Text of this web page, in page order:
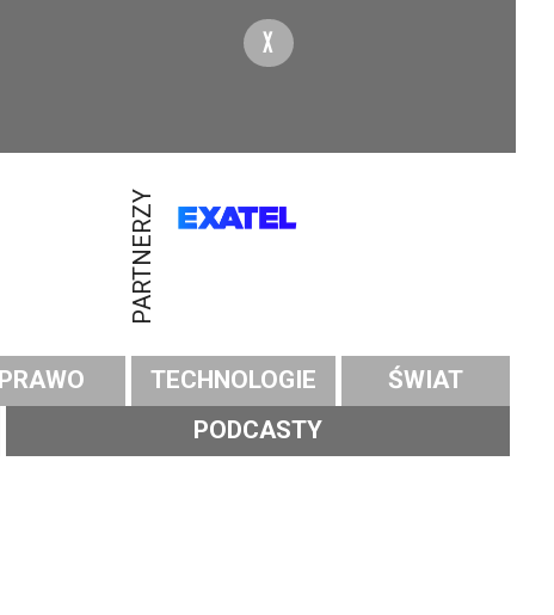
X
PARTNERZY
PRAWO TECHNOLOGIE
ŚWIAT
PODCASTY